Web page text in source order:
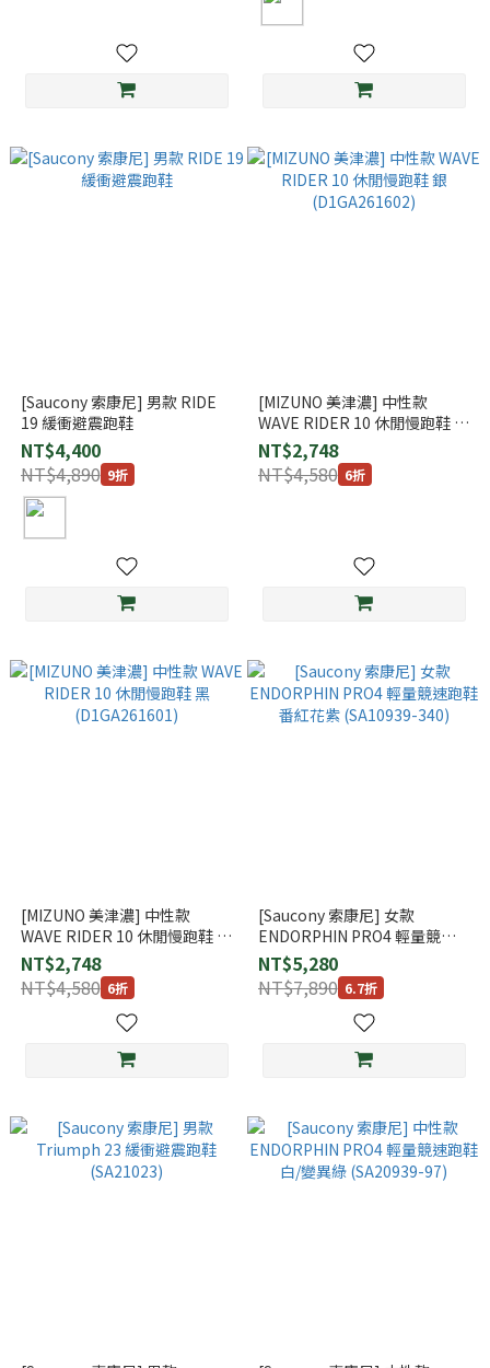
[Saucony 索康尼] 男款 RIDE
19 緩衝避震跑鞋
NT$4,400
NT$4,890 9折
[MIZUNO 美津濃] 中性款
WAVE RIDER 10 休閒慢跑鞋 銀
(D1GA261602)
NT$2,748
NT$4,580 6折
[MIZUNO 美津濃] 中性款
WAVE RIDER 10 休閒慢跑鞋 黑
(D1GA261601)
NT$2,748
NT$4,580 6折
[Saucony 索康尼] 女款
ENDORPHIN PRO4 輕量競速
跑鞋 番紅花紫 (SA10939-340)
NT$5,280
NT$7,890 6.7折